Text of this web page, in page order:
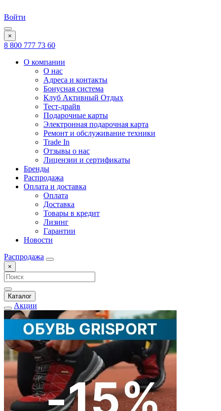
Войти
×
8 800 777 73 60
О компании
О нас
Адреса и контакты
Бонусная система
Клуб Активный Отдых
Тест-драйв
Подарочные карты
Электронная подарочная карта
Ремонт и обслуживание техники
Trade In
Отзывы о нас
Лицензии и сертификаты
Бренды
Распродажа
Оплата и доставка
Оплата
Доставка
Товары в кредит
Лизинг
Гарантии
Новости
Распродажа
×
Каталог
Акции